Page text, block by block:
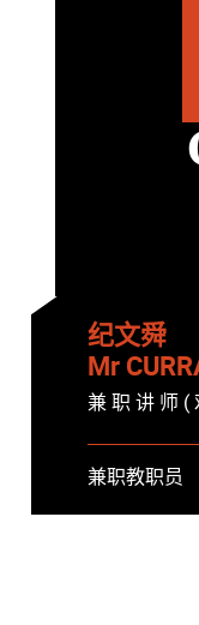
纪文舜
Mr
兼 职 讲 师 (
兼职教职员